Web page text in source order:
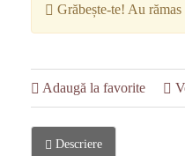
Grăbește-te! Au rămas
Adaugă la favorite
Descriere